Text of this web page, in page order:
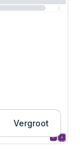
Vergroot